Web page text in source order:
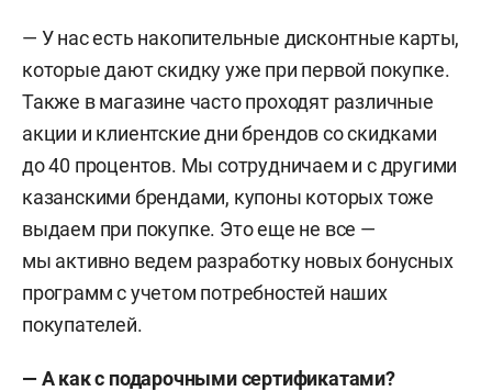
— У нас есть накопительные дисконтные карты,
которые дают скидку уже при первой покупке.
Также в магазине часто проходят различные
акции и клиентские дни брендов со скидками
до 40 процентов. Мы сотрудничаем и с другими
казанскими брендами, купоны которых тоже
выдаем при покупке. Это еще не все —
мы активно ведем разработку новых бонусных
программ с учетом потребностей наших
покупателей.
— А как с подарочными сертификатами?